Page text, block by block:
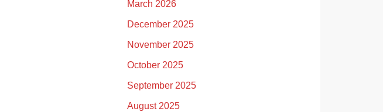
March 2026
December 2025
November 2025
October 2025
September 2025
August 2025